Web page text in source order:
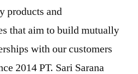
products and
that aim to build mutually
with our customers
2014 PT. Sari Sarana